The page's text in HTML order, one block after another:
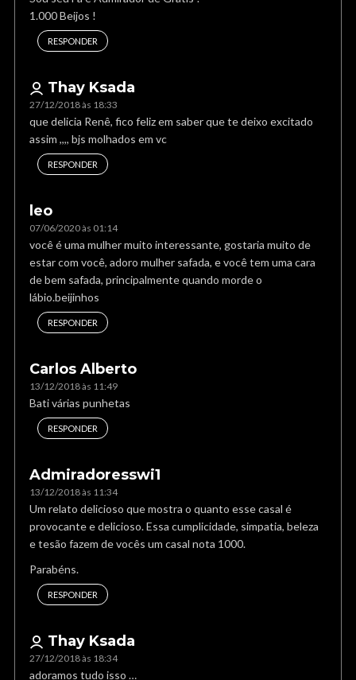
1.000 Beijos !
RESPONDER
Thay Ksada
27/12/2018 às 18:33
que delicia Renê, fico feliz em saber que te deixo excitado
assim ,,,, bjs molhados em vc
RESPONDER
leo
07/06/2020 às 01:14
você é uma mulher muito interessante, gostaria muito de
estar com você, adoro mulher safada, e você tem uma cara
de bem safada, principalmente quando morde o
lábio.beijinhos
RESPONDER
Carlos Alberto
13/12/2018 às 11:49
Bati várias punhetas
RESPONDER
Admiradoresswi1
13/12/2018 às 11:34
Um relato delicioso que mostra o quanto esse casal é
provocante e delicioso. Essa cumplicidade, simpatia, beleza
e tesão fazem de vocês um casal nota 1000.
Parabéns.
RESPONDER
Thay Ksada
27/12/2018 às 18:34
adoramos tudo isso …